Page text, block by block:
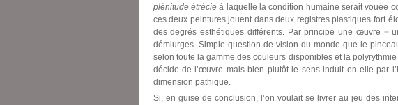
plénitude étrécieà laquelle la condition humaine serait vouée
ces deux peintures jouent dans deux registres plastiques fort
des degrés esthétiques différents. Par principe une œuvre =
démiurges. Simple question de vision du monde que le
selon toute la gamme des couleurs disponibles et la
décide de l’œuvre mais bien plutôt le sens induit en elle par
dimension pathique.
Si, en guise de conclusion, l’on voulait se livrer au jeu des